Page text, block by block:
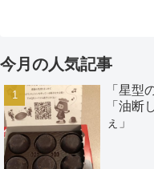
今月の人気記事
「星
「油断
ぇ」